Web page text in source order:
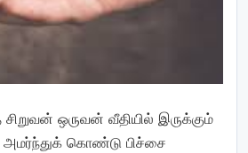
ஒருவன் வீதியில் இருக்கும்
அமர்ந்துக் கொண்டு பிச்சை